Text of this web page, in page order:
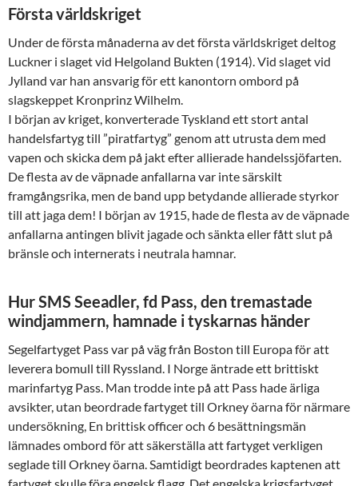
Första världskriget
Under de första månaderna av det första världskriget deltog
Luckner i slaget vid Helgoland Bukten (1914). Vid slaget vid
Jylland var han ansvarig för ett kanontorn ombord på
slagskeppet Kronprinz Wilhelm.
I början av kriget, konverterade Tyskland ett stort antal
handelsfartyg till ”piratfartyg” genom att utrusta dem med
vapen och skicka dem på jakt efter allierade handelssjöfarten.
De flesta av de väpnade anfallarna var inte särskilt
framgångsrika, men de band upp betydande allierade styrkor
till att jaga dem! I början av 1915, hade de flesta av de väpnade
anfallarna antingen blivit jagade och sänkta eller fått slut på
bränsle och internerats i neutrala hamnar.
Hur SMS Seeadler, fd Pass, den tremastade
windjammern, hamnade i tyskarnas händer
Segelfartyget Pass var på väg från Boston till Europa för att
leverera bomull till Ryssland. I Norge äntrade ett brittiskt
marinfartyg Pass. Man trodde inte på att Pass hade ärliga
avsikter, utan beordrade fartyget till Orkney öarna för närmare
undersökning, En brittisk officer och 6 besättningsmän
lämnades ombord för att säkerställa att fartyget verkligen
seglade till Orkney öarna. Samtidigt beordrades kaptenen att
fartyget skulle föra engelsk flagg. Det engelska krigsfartyget